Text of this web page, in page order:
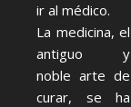
ir al médico.
La medicina, el
antiguo y
noble arte de
curar, se ha